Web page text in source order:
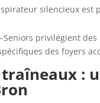
silencieux est
Seniors privilégient
des foyers
: